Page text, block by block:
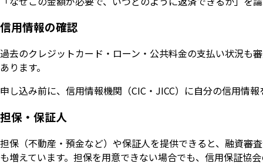
信用情報の確認
過去のクレジットカード・ローン・公共料金の支払い状況も
あります。
申し込み前に、信用情報機関（CIC・JICC）に自分の信用情
担保・保証人
担保（不動産・預金など）や保証人を提供できると、融資審
も増えています。担保を用意できない場合でも、信用保証協